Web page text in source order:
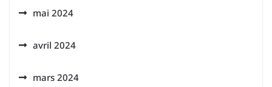
mai 2024
avril 2024
mars 2024